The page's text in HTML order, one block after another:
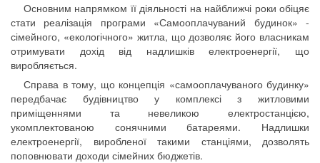
Основним напрямком її діяльності на найближчі роки обіцяє
стати реалізація програми «Самооплачуваний будинок» -
сімейного, «екологічного» житла, що дозволяє його власникам
отримувати дохід від надлишків електроенергії, що
виробляється.
Справа в тому, що концепція «самооплачуваного будинку»
передбачає будівництво у комплексі з житловими
приміщеннями та невеликою електростанцією,
укомплектованою сонячними батареями. Надлишки
електроенергії, виробленої такими станціями, дозволять
поповнювати доходи сімейних бюджетів.